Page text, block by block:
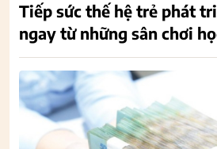
Tiếp sức thế hệ trẻ phát
ngay từ những sân chơi